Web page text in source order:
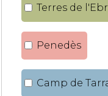
Terres de
Penedès
Camp de